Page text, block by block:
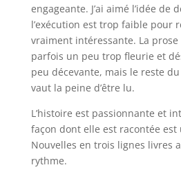
engageante. J’ai aimé l’idée de
l’exécution est trop faible pour
vraiment intéressante. La
parfois un peu trop fleurie et
peu décevante, mais le reste
vaut la peine d’être lu.
L’histoire est passionnante et
façon dont elle est racontée
Nouvelles en trois lignes livres
rythme.